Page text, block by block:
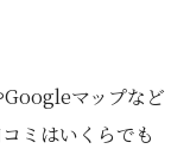
Googleマップなど
ミはいくらでも